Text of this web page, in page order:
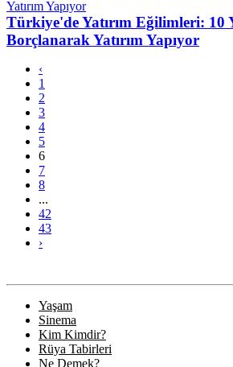
Türkiye'de Yatırım Eğilimleri: 10
Borçlanarak Yatırım Yapıyor
‹
1
2
3
4
5
6
7
8
...
42
43
›
Yaşam
Sinema
Kim Kimdir?
Rüya Tabirleri
Ne Demek?